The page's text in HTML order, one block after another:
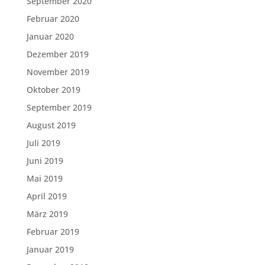
Februar 2020
Januar 2020
Dezember 2019
November 2019
Oktober 2019
September 2019
August 2019
Juli 2019
Juni 2019
Mai 2019
April 2019
März 2019
Februar 2019
Januar 2019